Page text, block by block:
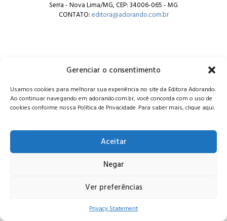
Gerenciar o consentimento
Usamos cookies para melhorar sua experiência no site da Editora Adorando.
Ao continuar navegando em adorando.com.br, você concorda com o uso de
cookies conforme nossa Política de Privacidade. Para saber mais, clique aqui.
Aceitar
Negar
Ver preferências
Privacy Statement
Serra - Nova Lima/MG, CEP: 34006-065 - MG
CONTATO:editora@adorando.com.br
© Editora Adorando 2026. Todos os direitos reservados.
Consulte nossapolítica de privacidade.